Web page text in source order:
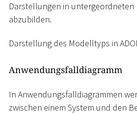
Darstellungen in untergeordneten
abzubilden.
Darstellung des Modelltyps in
Anwendungsfalldiagramm
In Anwendungsfalldiagrammen
zwischen einem System und den